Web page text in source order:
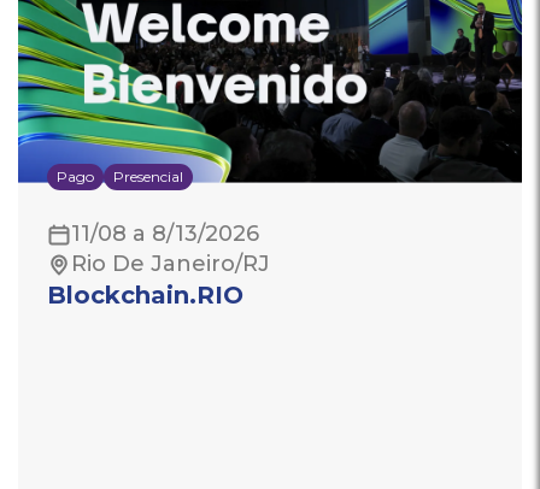
Pago Presencial
11/08 a 8/13/2026
Rio De Janeiro/RJ
Blockchain.RIO